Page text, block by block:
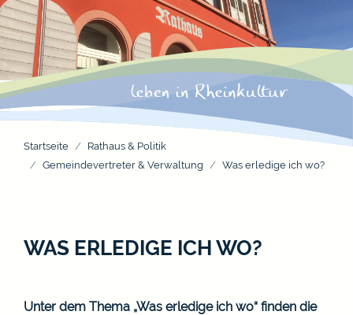
Startseite
Rathaus & Politik
Gemeindevertreter & Verwaltung
Was erledige ich wo?
WAS ERLEDIGE ICH WO?
Unter dem Thema „Was erledige ich wo“ finden die